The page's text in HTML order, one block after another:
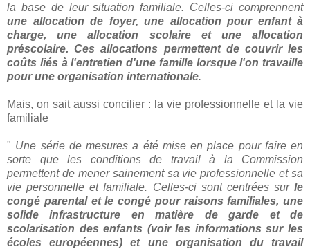
la base de leur situation familiale. Celles-ci comprennent
une allocation de foyer, une allocation pour enfant à
charge, une allocation scolaire et une allocation
préscolaire. Ces allocations permettent de couvrir les
coûts liés à l'entretien d'une famille lorsque l'on travaille
pour une organisation internationale.
Mais, on sait aussi concilier : la vie professionnelle et la vie
familiale
" Une série de mesures a été mise en place pour faire en
sorte que les conditions de travail à la Commission
permettent de mener sainement sa vie professionnelle et sa
vie personnelle et familiale. Celles-ci sont centrées sur le
congé parental et le congé pour raisons familiales, une
solide infrastructure en matière de garde et de
scolarisation des enfants (voir les informations sur les
écoles européennes) et une organisation du travail